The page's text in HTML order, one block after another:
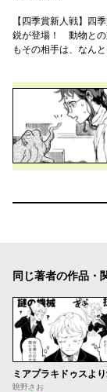
【四季賞新人戦】四
鋭が登場！ 動物との
もその相手は、なん
同じ著者の作品・
眺野さお